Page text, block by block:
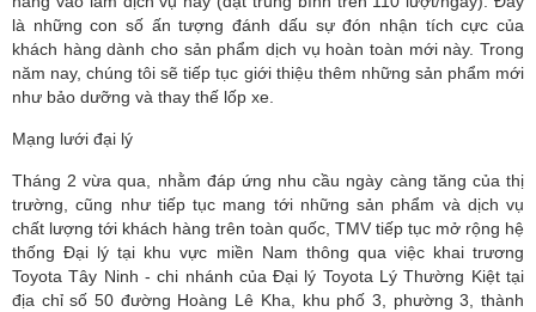
là những con số ấn tượng đánh dấu sự đón nhận tích cực của
khách hàng dành cho sản phẩm dịch vụ hoàn toàn mới này. Trong
năm nay, chúng tôi sẽ tiếp tục giới thiệu thêm những sản phẩm mới
như bảo dưỡng và thay thế lốp xe.
Mạng lưới đại lý
Tháng 2 vừa qua, nhằm đáp ứng nhu cầu ngày càng tăng của thị
trường, cũng như tiếp tục mang tới những sản phẩm và dịch vụ
chất lượng tới khách hàng trên toàn quốc, TMV tiếp tục mở rộng hệ
thống Đại lý tại khu vực miền Nam thông qua việc khai trương
Toyota Tây Ninh - chi nhánh của Đại lý Toyota Lý Thường Kiệt tại
địa chỉ số 50 đường Hoàng Lê Kha, khu phố 3, phường 3, thành